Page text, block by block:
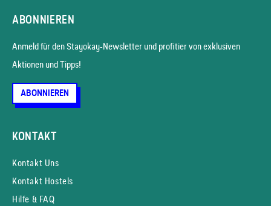
ABONNIEREN
Anmeld für den Stayokay-News­letter und profitier von exklusiven
Aktionen und Tipps!
ABONNIEREN
KONTAKT
Kontakt Uns
Kontakt Hostels
Hilfe & FAQ